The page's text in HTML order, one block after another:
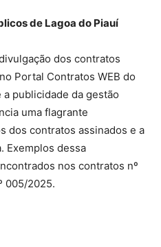
de Lagoa do Piauí
dos contratos
Portal Contratos WEB do
publicidade da gestão
uma flagrante
dos contratos assinados e a
Exemplos dessa
nos contratos nº
005/2025.